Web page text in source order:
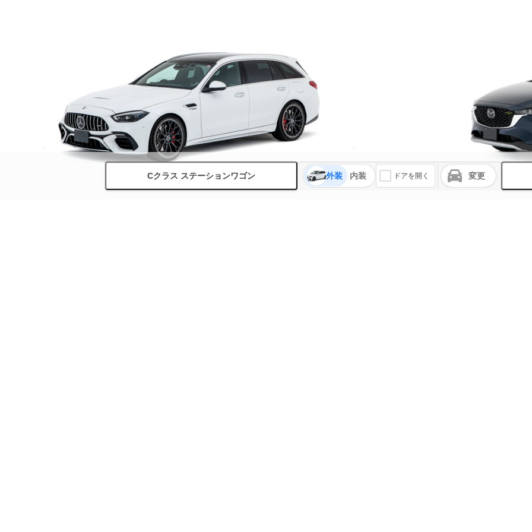
Cクラス ステーションワゴン 外装 内装 ドアを開く 変更